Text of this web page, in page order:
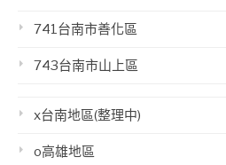
741台南市善化區
743台南市山上區
x台南地區(整理中)
o高雄地區